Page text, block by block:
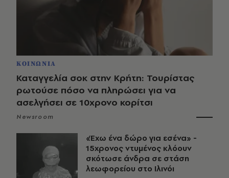
ΚΟΙΝΩΝΙΑ
Καταγγελία σοκ στην Κρήτη: Τουρίστας
ρωτούσε πόσο να πληρώσει για να
ασελγήσει σε 10χρονο κορίτσι
Newsroom
«Έχω ένα δώρο για εσένα» -
15χρονος ντυμένος κλόουν
σκότωσε άνδρα σε στάση
λεωφορείου στο Ιλινόι